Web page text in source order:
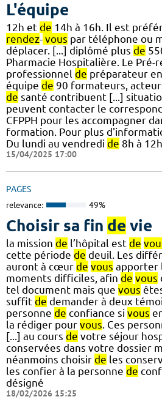
L'équipe
12h et de 14h à 16h. Il est
rendez- vous par téléphone ou
déplacer. [...] diplômé plus de
Pharmacie Hospitalière. Le
professionnel de préparateur
équipe de 90 formateurs,
de santé contribuent [...]
peuvent contacter le
CFPPH pour les accompagner
formation. Pour plus
Du lundi au vendredi de 8h à 12h
15/04/2025 17:00
PAGES
relevance: 49%
Choisir sa fin de vie
la mission de l’hôpital est de
cette période de deuil. Les
auront à cœur de vous apporter
moments difficiles, afin de vous
tel document mais que vous
suffit de demander à deux
personne de confiance si vous
la rédiger pour vous . Ces
[...] au cours de votre séjour
conservées dans votre dossier
néanmoins choisir de les
les confier à la personne de
désigné
18/02/2026 15:25